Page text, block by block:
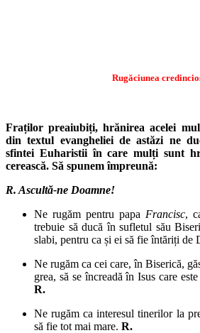
Rugăciunea
Fraților preaiubiți, hrănirea acelei
din textul evangheliei de astăzi ne
sfintei Euharistii în care mulți sunt
cerească. Să spunem împreună:
R. Ascultă-ne Doamne!
Ne rugăm pentru papa Francisc,
trebuie să ducă în sufletul său
slabi, pentru ca și ei să fie întăriți de
Ne rugăm ca cei care, în Biserică,
grea, să se încreadă în Isus care
R.
Ne rugăm ca interesul tinerilor la
să fie tot mai mare. R.